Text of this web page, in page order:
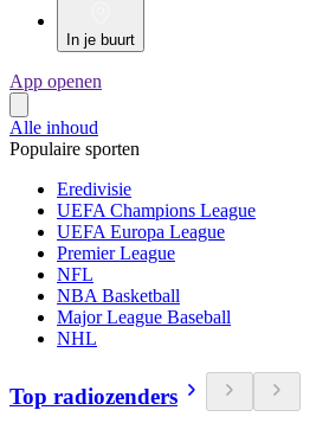
In je buurt
App openen
Alle inhoud
Populaire sporten
Eredivisie
UEFA Champions League
UEFA Europa League
Premier League
NFL
NBA Basketball
Major League Baseball
NHL
Top radiozenders